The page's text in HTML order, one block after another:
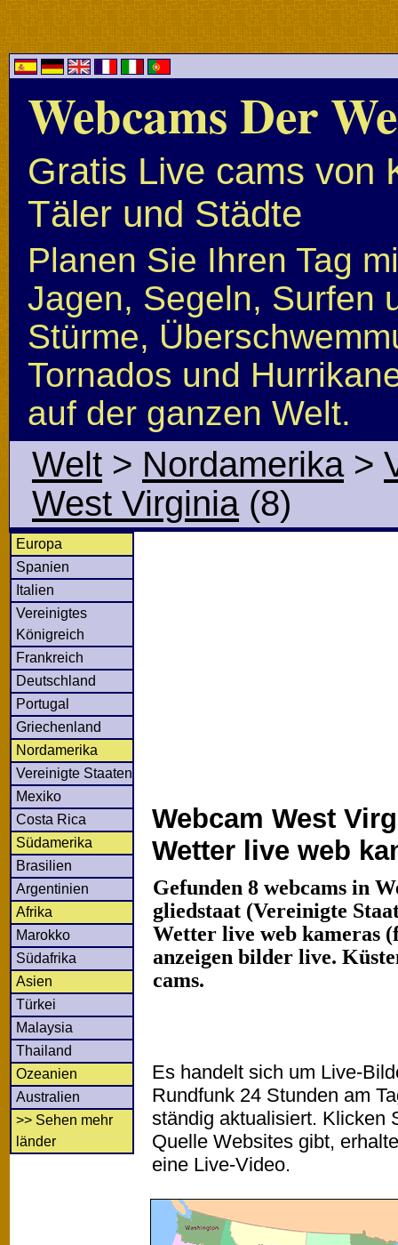
Webcams Der
Gratis Live cams von
Täler und Städte
Planen Sie Ihren Tag
Jagen, Segeln, Surfen
Stürme,
Tornados und
auf der ganzen Welt.
Welt > Nordamerika>
West Virginia(8)
Europa
Spanien
Italien
Vereinigtes
Königreich
Frankreich
Deutschland
Portugal
Griechenland
Nordamerika
Vereinigte Staaten
Mexiko
Costa Rica
Südamerika
Brasilien
Argentinien
Afrika
Marokko
Südafrika
Asien
Türkei
Malaysia
Thailand
Ozeanien
Australien
>> Sehen mehr
länder
Webcam West
Wetter live web
Gefunden 8 webcams in
gliedstaat (Vereinigte
Wetter live web kameras
anzeigen bilder live.
cams.
Es handelt sich um Live-
Rundfunk 24 Stunden am
ständig aktualisiert. Klicken
Quelle Websites gibt,
eine Live-Video.